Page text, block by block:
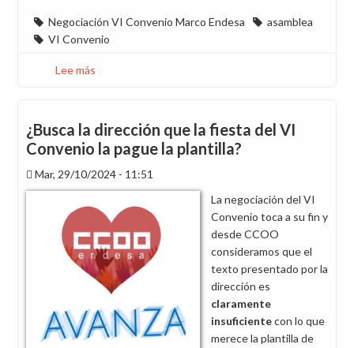
Negociación VI Convenio Marco Endesa
asamblea
VI Convenio
Lee más
conjunta
con
SIE
del
balance
de
negociación
del
VI
Convenio
30/10
-
¿Busca la dirección que la fiesta del VI
Convenio la pague la plantilla?
Mar, 29/10/2024 - 11:51
La negociación del VI
Convenio toca a su fin y
desde CCOO
consideramos que el
texto presentado por la
dirección es
claramente
insuficientecon lo que
merece la plantilla de